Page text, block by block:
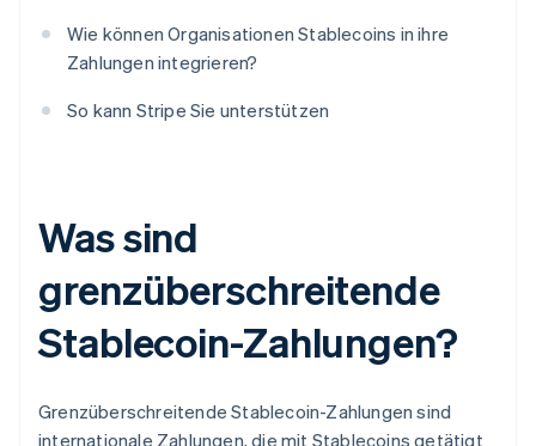
Wie können Organisationen Stablecoins in ihre
Zahlungen integrieren?
So kann Stripe Sie unterstützen
Was sind
grenzüberschreitende
Stablecoin-Zahlungen?
Grenzüberschreitende Stablecoin-Zahlungen sind
internationale Zahlungen, die mit Stablecoins getätigt